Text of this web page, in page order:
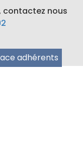
contactez nous
adhérents